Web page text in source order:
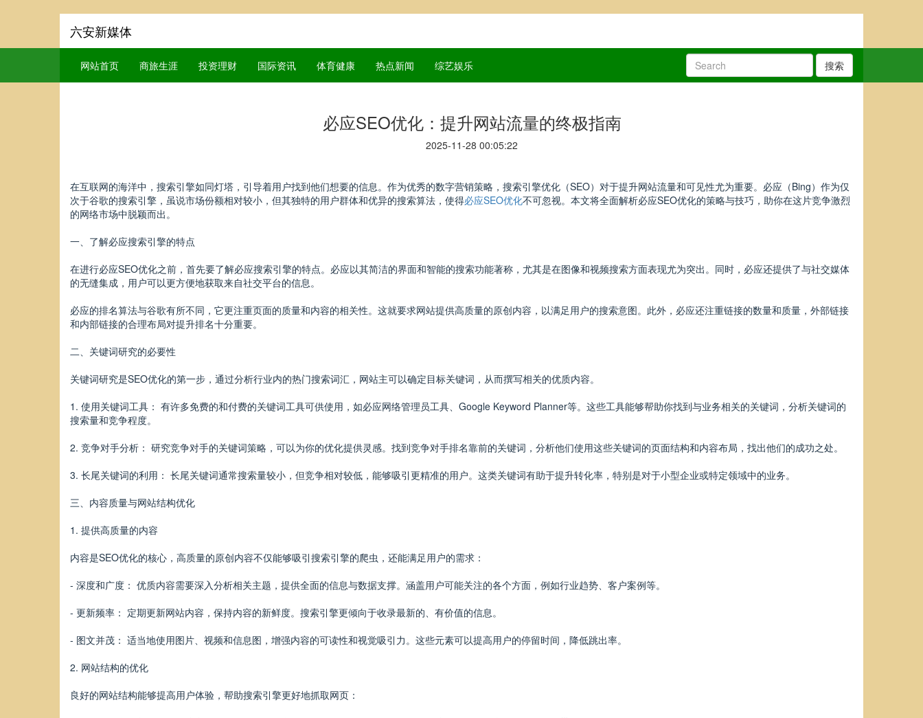
六安新媒体
网站首页 商旅生涯 投资理财 国际资讯 体育健康 热点新闻 综艺娱乐 搜索
必应SEO优化：提升网站流量的终极指南
2025-11-28 00:05:22
在互联网的海洋中，搜索引擎如同灯塔，引导着用户找到他们想要的信息。作为优秀的数字营销策略，搜索引擎优化（SEO）对于提升网站流量和可见性尤为重要。必应（Bing）作为仅
次于谷歌的搜索引擎，虽说市场份额相对较小，但其独特的用户群体和优异的搜索算法，使得必应SEO优化不可忽视。本文将全面解析必应SEO优化的策略与技巧，助你在这片竞争激烈
的网络市场中脱颖而出。
一、了解必应搜索引擎的特点
在进行必应SEO优化之前，首先要了解必应搜索引擎的特点。必应以其简洁的界面和智能的搜索功能著称，尤其是在图像和视频搜索方面表现尤为突出。同时，必应还提供了与社交媒体
的无缝集成，用户可以更方便地获取来自社交平台的信息。
必应的排名算法与谷歌有所不同，它更注重页面的质量和内容的相关性。这就要求网站提供高质量的原创内容，以满足用户的搜索意图。此外，必应还注重链接的数量和质量，外部链接
和内部链接的合理布局对提升排名十分重要。
二、关键词研究的必要性
关键词研究是SEO优化的第一步，通过分析行业内的热门搜索词汇，网站主可以确定目标关键词，从而撰写相关的优质内容。
1. 使用关键词工具： 有许多免费的和付费的关键词工具可供使用，如必应网络管理员工具、Google Keyword Planner等。这些工具能够帮助你找到与业务相关的关键词，分析关键词的
搜索量和竞争程度。
2. 竞争对手分析： 研究竞争对手的关键词策略，可以为你的优化提供灵感。找到竞争对手排名靠前的关键词，分析他们使用这些关键词的页面结构和内容布局，找出他们的成功之处。
3. 长尾关键词的利用： 长尾关键词通常搜索量较小，但竞争相对较低，能够吸引更精准的用户。这类关键词有助于提升转化率，特别是对于小型企业或特定领域中的业务。
三、内容质量与网站结构优化
1. 提供高质量的内容
内容是SEO优化的核心，高质量的原创内容不仅能够吸引搜索引擎的爬虫，还能满足用户的需求：
- 深度和广度： 优质内容需要深入分析相关主题，提供全面的信息与数据支撑。涵盖用户可能关注的各个方面，例如行业趋势、客户案例等。
- 更新频率： 定期更新网站内容，保持内容的新鲜度。搜索引擎更倾向于收录最新的、有价值的信息。
- 图文并茂： 适当地使用图片、视频和信息图，增强内容的可读性和视觉吸引力。这些元素可以提高用户的停留时间，降低跳出率。
2. 网站结构的优化
良好的网站结构能够提高用户体验，帮助搜索引擎更好地抓取网页：